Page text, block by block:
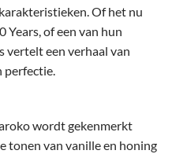
Of het nu
Years, of een van hun
vertelt een verhaal van
perfectie.
wordt gekenmerkt
tonen van vanille en honing